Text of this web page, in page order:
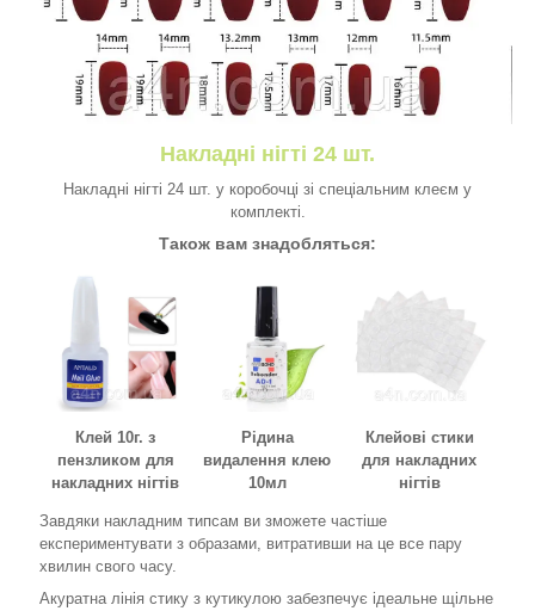
Накладні нігті 24 шт.
Накладні нігті 24 шт. у коробочці зі спеціальним клеєм у
комплекті.
Також вам знадобляться:
Клей 10г. з
пензликом для
накладних нігтів
Рідина
видалення клею
10мл
Клейові стики
для накладних
нігтів
Завдяки накладним типсам ви зможете частіше
експериментувати з образами, витративши на це все пару
хвилин свого часу.
Акуратна лінія стику з кутикулою забезпечує ідеальне щільне